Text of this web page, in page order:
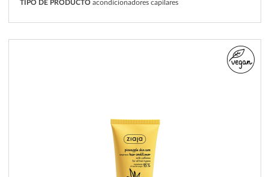
TIPO DE PRODUCTO acondicionadores capilares